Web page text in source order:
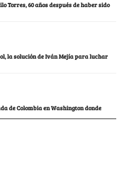
Torres, 60 años después de haber sido
la solución de Iván Mejía para luchar
de Colombia en Washington donde